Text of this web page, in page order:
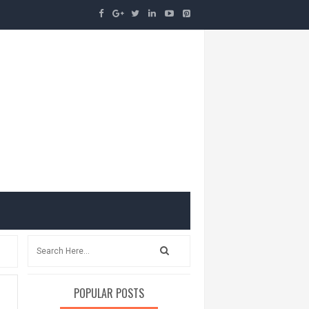
POPULAR POSTS